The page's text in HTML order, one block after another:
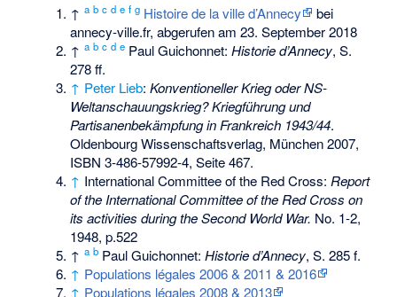
↑a b c d e f g Histoire de la ville d’Annecy
bei
annecy-ville.fr, abgerufen am 23. September 2018
↑a b c d e Paul Guichonnet:Historie d’Annecy, S.
278 ff.
↑ Peter Lieb:Konventioneller Krieg oder NS-
Weltanschauungskrieg? Kriegführung und
Partisanenbekämpfung in Frankreich 1943/44.
Oldenbourg Wissenschaftsverlag, München 2007,
ISBN 3-486-57992-4, Seite 467.
↑ International Committee of the Red Cross: Report
of the International Committee of the Red Cross on
its activities during the Second World War. No. 1-2,
1948, p.522
↑a b Paul Guichonnet:Historie d’Annecy, S. 285 f.
↑ Populations légales 2006 & 2011 & 2016
↑ Populations légales 2008 & 2013